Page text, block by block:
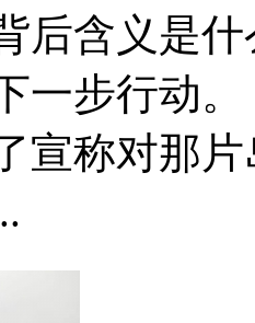
后含义是
一步行动
宣称对那